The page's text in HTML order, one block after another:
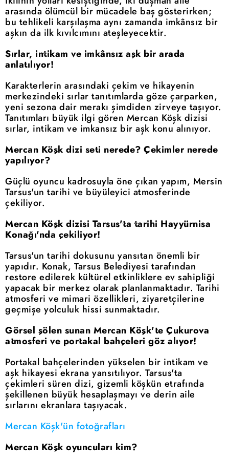
arasında ölümcül bir mücadele baş gösterirken;
bu tehlikeli karşılaşma aynı zamanda imkânsız bir
aşkın da ilk kıvılcımını ateşleyecektir.
Sırlar, intikam ve imkânsız aşk bir arada
anlatılıyor!
Karakterlerin arasındaki çekim ve hikayenin
merkezindeki sırlar tanıtımlarda göze çarparken,
yeni sezona dair merakı şimdiden zirveye taşıyor.
Tanıtımları büyük ilgi gören Mercan Köşk dizisi
sırlar, intikam ve imkansız bir aşk konu alınıyor.
Mercan Köşk dizi seti nerede? Çekimler nerede
yapılıyor?
Güçlü oyuncu kadrosuyla öne çıkan yapım, Mersin
Tarsus'un tarihi ve büyüleyici atmosferinde
çekiliyor.
Mercan Köşk dizisi Tarsus'ta tarihi Hayyürnisa
Konağı'nda çekiliyor!
Tarsus'un tarihi dokusunu yansıtan önemli bir
yapıdır. Konak, Tarsus Belediyesi tarafından
restore edilerek kültürel etkinliklere ev sahipliği
yapacak bir merkez olarak planlanmaktadır. Tarihi
atmosferi ve mimari özellikleri, ziyaretçilerine
geçmişe yolculuk hissi sunmaktadır.
Görsel şölen sunan Mercan Köşk'te Çukurova
atmosferi ve portakal bahçeleri göz alıyor!
Portakal bahçelerinden yükselen bir intikam ve
aşk hikayesi ekrana yansıtılıyor. Tarsus'ta
çekimleri süren dizi, gizemli köşkün etrafında
şekillenen büyük hesaplaşmayı ve derin aile
sırlarını ekranlara taşıyacak.
Mercan Köşk'ün fotoğrafları
Mercan Köşk oyuncuları kim?